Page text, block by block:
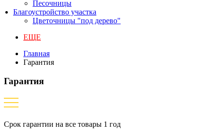
Песочницы
Благоустройство участка
Цветочницы "под дерево"
ЕЩЕ
Главная
Гарантия
Гарантия
Срок гарантии на все товары 1 год